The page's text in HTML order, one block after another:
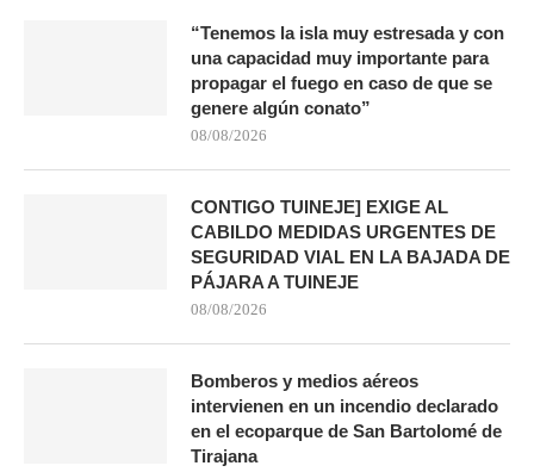
“Tenemos la isla muy estresada y con
una capacidad muy importante para
propagar el fuego en caso de que se
genere algún conato”
08/08/2026
CONTIGO TUINEJE] EXIGE AL
CABILDO MEDIDAS URGENTES DE
SEGURIDAD VIAL EN LA BAJADA DE
PÁJARA A TUINEJE
08/08/2026
Bomberos y medios aéreos
intervienen en un incendio declarado
en el ecoparque de San Bartolomé de
Tirajana